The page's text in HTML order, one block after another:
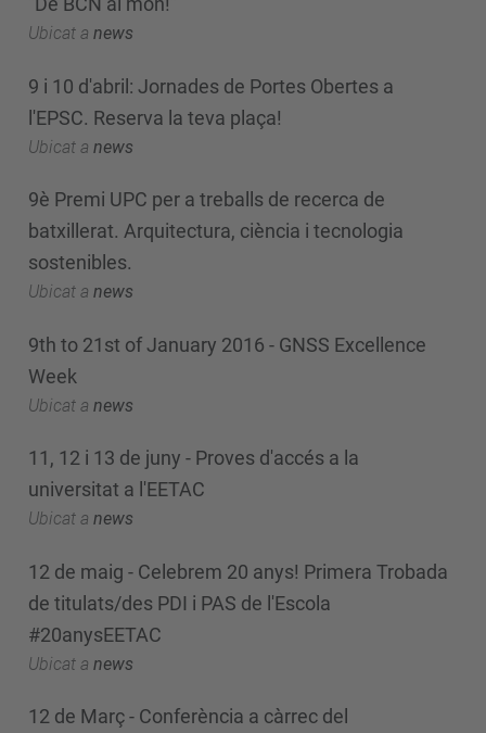
Ubicat a news
9 i 10 d'abril: Jornades de Portes Obertes a
l'EPSC. Reserva la teva plaça!
Ubicat a news
9è Premi UPC per a treballs de recerca de
batxillerat. Arquitectura, ciència i tecnologia
sostenibles.
Ubicat a news
9th to 21st of January 2016 - GNSS Excellence
Week
Ubicat a news
11, 12 i 13 de juny - Proves d'accés a la
universitat a l'EETAC
Ubicat a news
12 de maig - Celebrem 20 anys! Primera Trobada
de titulats/des PDI i PAS de l'Escola
#20anysEETAC
Ubicat a news
12 de Març - Conferència a càrrec del